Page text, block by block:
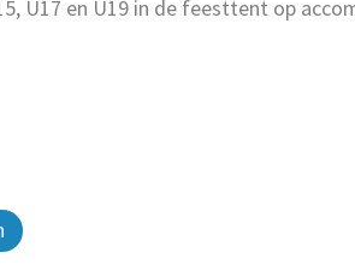
U17 en U19 in de feesttent op